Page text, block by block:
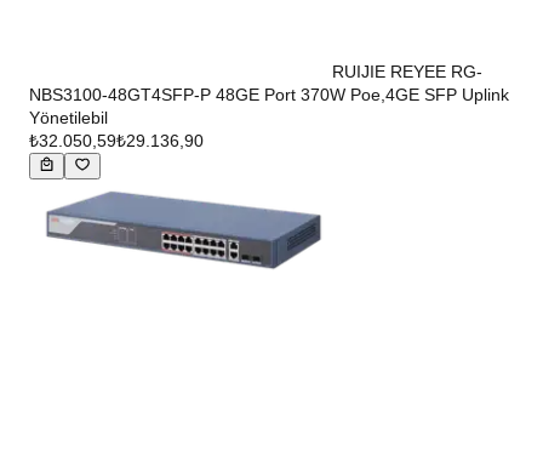
RUIJIE REYEE RG-
NBS3100-48GT4SFP-P 48GE Port 370W Poe,4GE SFP Uplink
Yönetilebil
₺32.050,59₺29.136,90